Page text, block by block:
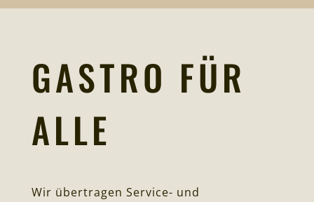
GASTRO FÜR
ALLE
Wir übertragen Service- und